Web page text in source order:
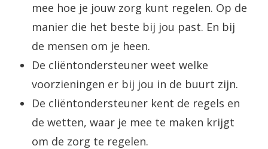
mee hoe je jouw zorg kunt regelen. Op de
manier die het beste bij jou past. En bij
de mensen om je heen.
De cliëntondersteuner weet welke
voorzieningen er bij jou in de buurt zijn.
De cliëntondersteuner kent de regels en
de wetten, waar je mee te maken krijgt
om de zorg te regelen.